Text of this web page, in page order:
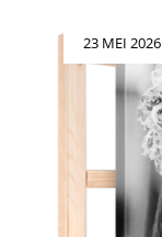
Geplaatst23 MEI 2026